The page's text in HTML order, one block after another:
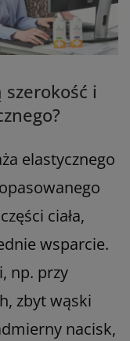
i
elastycznego
ciała,
wsparcie.
np. przy
zbyt wąski
nacisk,